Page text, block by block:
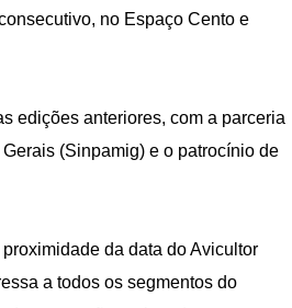
no Espaço Cento e
edições anteriores, com a parceria
(Sinpamig) e o patrocínio de
da data do Avicultor
a todos os segmentos do